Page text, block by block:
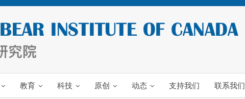
教育 科技 原创 动态 支持我们 联系我们